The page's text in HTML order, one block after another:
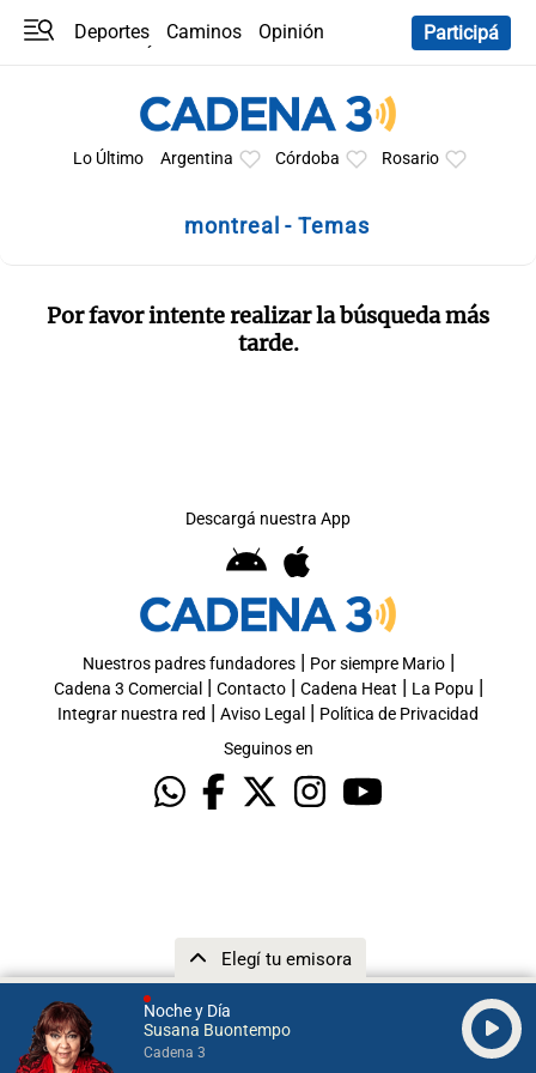
Noche y Día
Susana Buontempo
Cadena 3
Elegí tu emisora
Deportes Caminos
Opinión
Participá
Lo Último Argentina Córdoba Rosario
montreal - Temas
Por favor intente realizar la búsqueda más
tarde.
Descargá nuestra App
Nuestros padres fundadores| Por siempre Mario|
Cadena 3 Comercial | Contacto| Cadena Heat | La Popu |
Integrar nuestra red | Aviso Legal | Política de Privacidad
Seguinos en